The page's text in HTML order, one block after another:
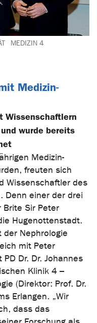
MEDIZIN 4
Medizin-
Wissenschaftlern
wurde bereits
Medizin-
freuten sich
Wissenschaftler des
Denn einer der drei
Brite Sir Peter
Hugenottenstadt.
der Nephrologie
mit Peter
Dr. Dr. Johannes
Klinik 4 –
(Direktor: Prof. Dr.
Erlangen. „Wir
dass das